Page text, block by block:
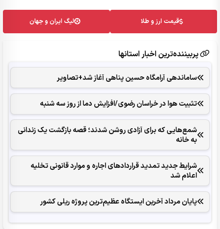
قیمت ارز و طلا لیگ ایران و جهان
پربیننده‌ترین اخبار استانها
ساماندهی آرامگاه حسین پناهی آغاز شد+تصاویر
تثبیت هوا در خراسان رضوی/افزایش دما از روز سه شنبه
شمع‌هایی که ‌برای آزادی روشن شدند؛ قصه بازگشت یک زندانی
به خانه
شرایط جدید تمدید قراردادهای اجاره و موارد قانونی تخلیه
اعلام شد
پایان مرداد آخرین ایستگاه عظیم‌ترین پروژه ریلی کشور